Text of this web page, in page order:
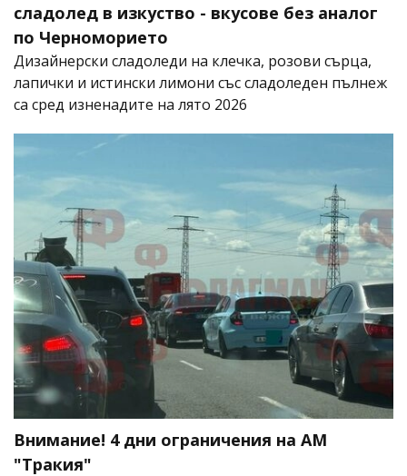
сладолед в изкуство - вкусове без аналог
по Черноморието
Дизайнерски сладоледи на клечка, розови сърца,
лапички и истински лимони със сладоледен пълнеж
са сред изненадите на лято 2026
Внимание! 4 дни ограничения на АМ
"Тракия"